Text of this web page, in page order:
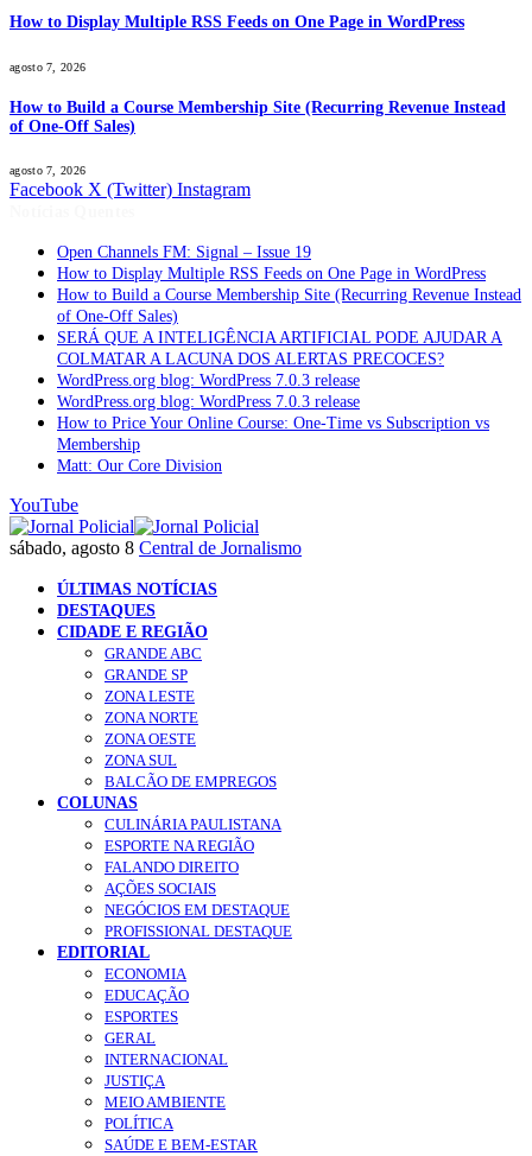
How to Display Multiple RSS Feeds on One Page in WordPress
agosto 7, 2026
How to Build a Course Membership Site (Recurring Revenue Instead
of One-Off Sales)
agosto 7, 2026
Facebook X (Twitter) Instagram
Open Channels FM: Signal – Issue 19
How to Display Multiple RSS Feeds on One Page in WordPress
How to Build a Course Membership Site (Recurring Revenue Instead
of One-Off Sales)
SERÁ QUE A INTELIGÊNCIA ARTIFICIAL PODE AJUDAR A
COLMATAR A LACUNA DOS ALERTAS PRECOCES?
WordPress.org blog: WordPress 7.0.3 release
WordPress.org blog: WordPress 7.0.3 release
How to Price Your Online Course: One-Time vs Subscription vs
Membership
Matt: Our Core Division
YouTube
sábado, agosto 8 Central de Jornalismo
ÚLTIMAS NOTÍCIAS
DESTAQUES
CIDADE E REGIÃO
GRANDE ABC
GRANDE SP
ZONA LESTE
ZONA NORTE
ZONA OESTE
ZONA SUL
BALCÃO DE EMPREGOS
COLUNAS
CULINÁRIA PAULISTANA
ESPORTE NA REGIÃO
FALANDO DIREITO
AÇÕES SOCIAIS
NEGÓCIOS EM DESTAQUE
PROFISSIONAL DESTAQUE
EDITORIAL
ECONOMIA
EDUCAÇÃO
ESPORTES
GERAL
INTERNACIONAL
JUSTIÇA
MEIO AMBIENTE
POLÍTICA
SAÚDE E BEM-ESTAR